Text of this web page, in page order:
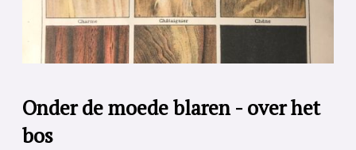
Onder de moede blaren - over het
bos